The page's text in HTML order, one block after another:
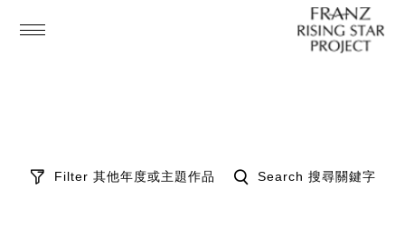
Filter 其他年度或主題作品 Search 搜尋關鍵字